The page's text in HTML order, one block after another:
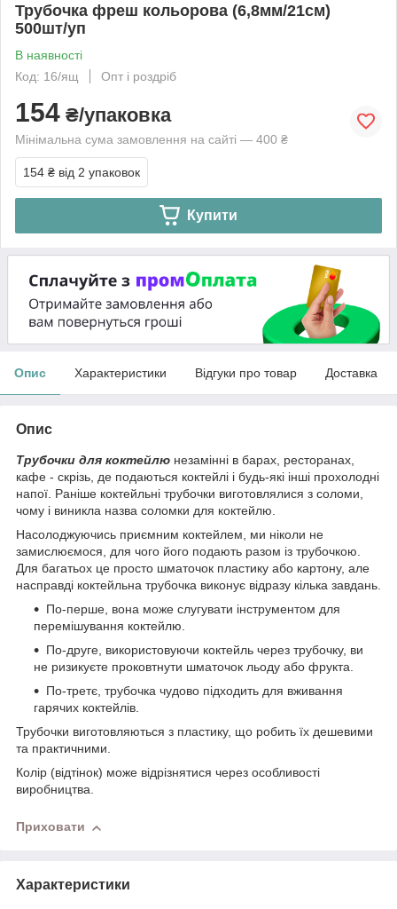
Трубочка фреш кольорова (6,8мм/21см)
500шт/уп
В наявності
Код: 16/ящ
Опт і роздріб
154 ₴/упаковка
Мінімальна сума замовлення на сайті — 400 ₴
154 ₴ від 2 упаковок
Купити
Опис Характеристики Відгуки про товар Доставка
Опис
Трубочки для коктейлю незамінні в барах, ресторанах,
кафе - скрізь, де подаються коктейлі і будь-які інші прохолодні
напої. Раніше коктейльні трубочки виготовлялися з соломи,
чому і виникла назва соломки для коктейлю.
Насолоджуючись приємним коктейлем, ми ніколи не
замислюємося, для чого його подають разом із трубочкою.
Для багатьох це просто шматочок пластику або картону, але
насправді коктейльна трубочка виконує відразу кілька завдань.
По-перше, вона може слугувати інструментом для
перемішування коктейлю.
По-друге, використовуючи коктейль через трубочку, ви
не ризикуєте проковтнути шматочок льоду або фрукта.
По-третє, трубочка чудово підходить для вживання
гарячих коктейлів.
Трубочки виготовляються з пластику, що робить їх дешевими
та практичними.
Колір (відтінок) може відрізнятися через особливості
виробництва.
Приховати
Характеристики